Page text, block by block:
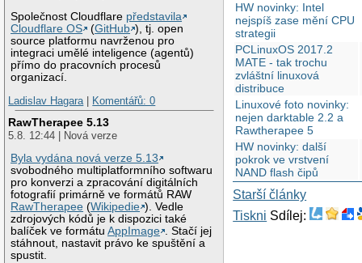
Společnost Cloudflare představila
Cloudflare OS
(GitHub ), tj. open
source platformu navrženou pro
integraci umělé inteligence (agentů)
přímo do pracovních procesů
organizací.
Ladislav Hagara| Komentářů: 0
RawTherapee 5.13
5.8. 12:44 | Nová verze
Byla vydána nová verze 5.13
svobodného multiplatformního softwaru
pro konverzi a zpracování digitálních
fotografií primárně ve formátů RAW
RawTherapee (Wikipedie ). Vedle
zdrojových kódů je k dispozici také
balíček ve formátuAppImage . Stačí jej
stáhnout, nastavit právo ke spuštění a
spustit.
HW novinky: Intel
nejspíš zase mění CPU
strategii
PCLinuxOS 2017.2
MATE - tak trochu
zvláštní linuxová
distribuce
Linuxové foto novinky:
nejen darktable 2.2 a
Rawtherapee 5
HW novinky: další
pokrok ve vrstvení
NAND flash čipů
Starší články
Tiskni Sdílej: